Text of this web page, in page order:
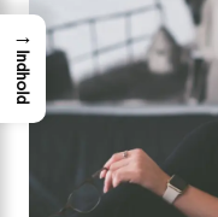
→
Indhold